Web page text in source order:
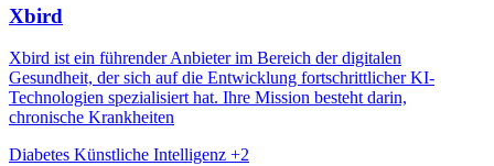
Xbird
Xbird ist ein führender Anbieter im Bereich der digitalen
Gesundheit, der sich auf die Entwicklung fortschrittlicher KI-
Technologien spezialisiert hat. Ihre Mission besteht darin,
chronische Krankheiten
Diabetes Künstliche Intelligenz +2